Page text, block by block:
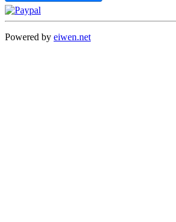
Powered by eiwen.net